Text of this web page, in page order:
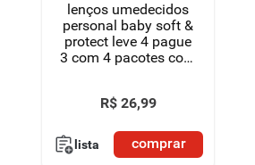
lenços umedecidos
personal baby soft &
protect leve 4 pague
3 com 4 pacotes com
R$ 26,99
lista comprar